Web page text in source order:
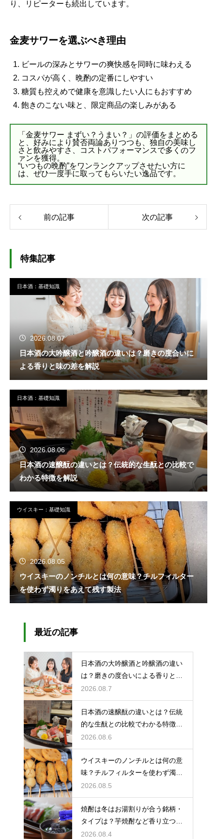
り、リピーターも続出しています。
金麦サワーを選ぶべき理由
ビールの深みとサワーの爽快感を同時に味わえる
コスパが高く、晩酌の定番にしやすい
糖質も控えめで健康を意識したい人にもおすすめ
飽きのこない味と、限定商品の楽しみがある
「金麦サワー まずい？うまい？」の評価をまとめる
と、好みにより賛否両論ありつつも、独自の美味し
さと飲みやすさ、コストパフォーマンスで多くのフ
ァンを獲得。
“いつもの晩酌”をワンランクアップさせたい方に
は、ぜひ一度手に取ってもらいたい逸品です。
前の記事 次の記事
特集記事
日本酒：基礎知識
2026.08.07
日本酒の大吟醸酒と吟醸酒の違いは？磨きの度合いに
よる香りと味の差を解説
日本酒：基礎知識
2026.08.06
日本酒の速醸酛の違いとは？伝統的な生酛との比較で
わかる特徴を解説
ウイスキー：基礎知識
2026.08.05
ウイスキーのノンチルとは何の意味？チルフィルター
を使わず濁りをあえて残す製法
最近の記事
日本酒の大吟醸酒と吟醸酒の違い
は？磨きの度合いによる香りと味
の差を解説
2026.08.7
日本酒の速醸酛の違いとは？伝統
的な生酛との比較でわかる特徴を
解説
2026.08.6
ウイスキーのノンチルとは何の意
味？チルフィルターを使わず濁り
をあえて残す製法
2026.08.5
焼酎は冬はお湯割りが合う銘柄・
タイプは？芋焼酎など香り立つ本
格焼酎で体が温まる
2026.08.4